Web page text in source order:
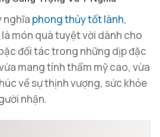
nghĩa phong thủy tốt lành,
món quà tuyệt vời dành cho
đối tác trong những dịp đặc
mang tính thẩm mỹ cao, vừa
về sự thịnh vượng, sức khỏe
nhận.